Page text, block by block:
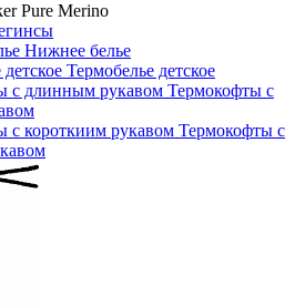
Pure Merino
Нижнее белье
Термобелье детское
Термокофты с
Термокофты с